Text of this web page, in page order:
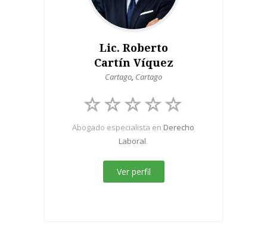
Lic. Roberto
Cartín Víquez
Cartago, Cartago
Abogado especialista en Derecho
Laboral.
Ver perfil